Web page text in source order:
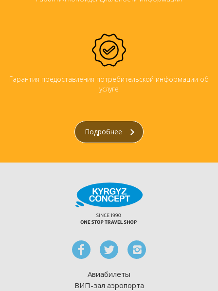
Гарантия предоставления потребительской информации об
услуге
Подробнее
Авиабилеты
ВИП-зал аэропорта